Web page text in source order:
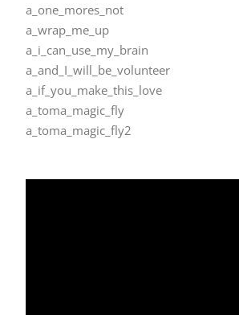
a_one_mores_not
a_wrap_me_up
a_i_can_use_my_brain
a_and_I_will_be_volunteer
a_if_you_make_this_love
a_toma_magic_fly
a_toma_magic_fly2